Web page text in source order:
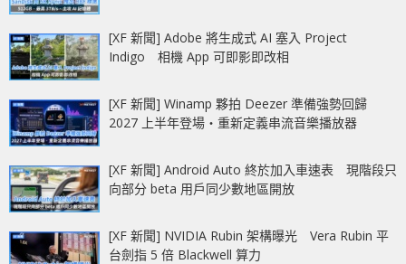
[XF 新聞] Adobe 將生成式 AI 塞入 Project
Indigo 相機 App 可即影即改相
[XF 新聞] Winamp 夥拍 Deezer 準備強勢回歸
2027 上半年登場‧重新定義串流音樂播放器
[XF 新聞] Android Auto 終於加入車速表 現階段只
向部分 beta 用戶同少數地區開放
[XF 新聞] NVIDIA Rubin 架構曝光 Vera Rubin 平
台劍指 5 倍 Blackwell 算力